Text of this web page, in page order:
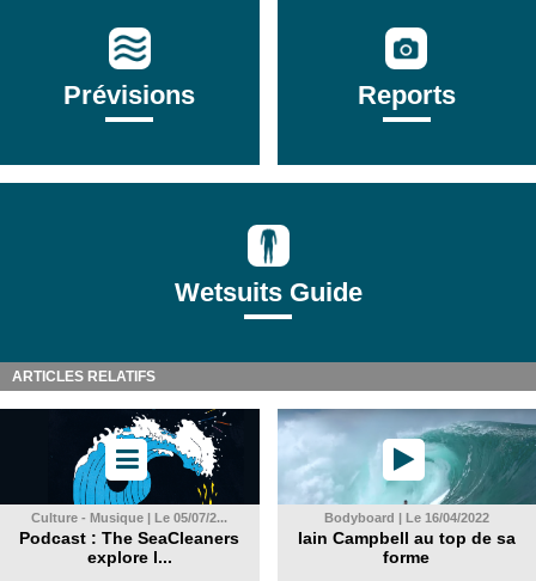
Prévisions Reports
Wetsuits Guide
ARTICLES RELATIFS
Culture - Musique | Le 05/07/2...
Podcast : The SeaCleaners
explore l...
Bodyboard | Le 16/04/2022
Iain Campbell au top de sa
forme